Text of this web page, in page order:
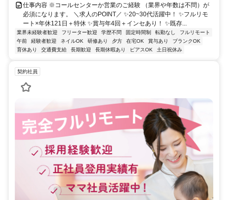
仕事内容 ※コールセンターか営業のご経験 （業界や年数は不問）が
必須になります。 ＼求人のPOINT／ ✨20~30代活躍中！ ✨フルリモ
ート×年休121日＋特休 ✨賞与年4回＋インセあり！ ✨既存...
業界未経験者歓迎 フリーター歓迎 学歴不問 固定時間制 転勤なし
フルリモート
午前
経験者歓迎 ネイルOK 研修あり 夕方 在宅OK 賞与あり
ブランクOK
育休あり
交通費支給 長期歓迎 長期休暇あり ピアスOK 土日祝休み
契約社員